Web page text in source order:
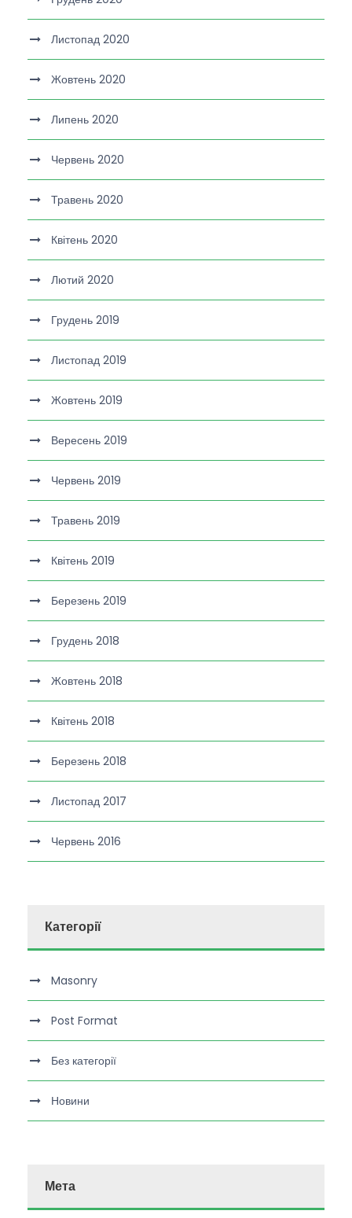
Листопад 2020
Жовтень 2020
Липень 2020
Червень 2020
Травень 2020
Квітень 2020
Лютий 2020
Грудень 2019
Листопад 2019
Жовтень 2019
Вересень 2019
Червень 2019
Травень 2019
Квітень 2019
Березень 2019
Грудень 2018
Жовтень 2018
Квітень 2018
Березень 2018
Листопад 2017
Червень 2016
Категорії
Masonry
Post Format
Без категорії
Новини
Мета